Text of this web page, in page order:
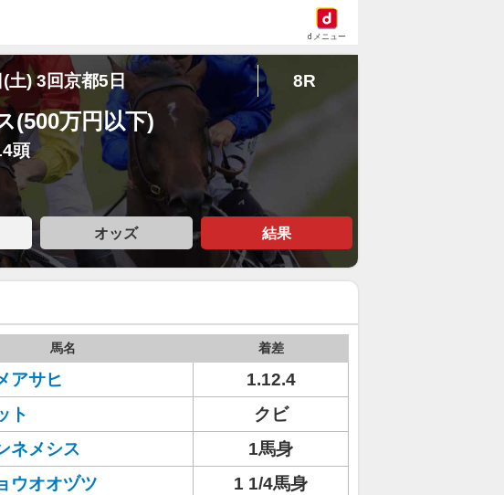
dメニュー
土) 3回京都5日 8R
(500万円以下)
頭
オッズ 結果
馬名 着差
アサヒ
1.12.4
ト
クビ
ネメシス
1馬身
ウオオヅツ
1 1/4馬身